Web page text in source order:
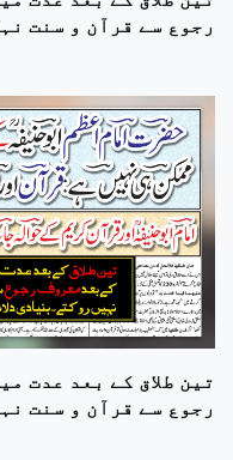
رجوع سے قرآن و سنت
تین طلاق کے بعد عدت
رجوع سے قرآن و سنت